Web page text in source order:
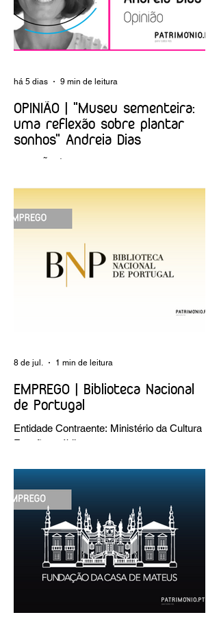
OPINIÃO | "Museu sementeira:
uma reflexão sobre plantar
sonhos" Andreia Dias
OPINIÃO | "Museu sementeira: uma
Dias
há 5 dias 9 min de leitura
EMPREGO | Biblioteca Nacional
de Portugal
Entidade Contraente: Ministério da Cultura
Funções públicas por tempo
trabalho: execução de intervenções de
conservação e restauro; restauro de
encadernação antiga e/ou corrente;
realização de acondicionamentos para as
espécies bibliográficas intervencionadas;
execução dos programas de conservação
preventiva; produção de fichas de
8 de jul. 1 min de leitura